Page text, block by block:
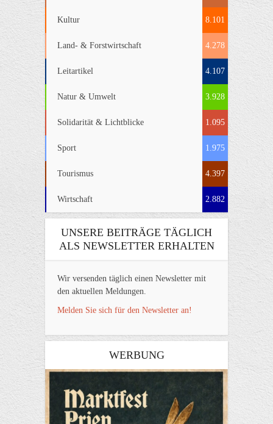
Kultur 8.101
Land- & Forstwirtschaft 4.278
Leitartikel 4.107
Natur & Umwelt 3.928
Solidarität & Lichtblicke 1.095
Sport 1.975
Tourismus 4.397
Wirtschaft 2.882
UNSERE BEITRÄGE TÄGLICH
ALS NEWSLETTER ERHALTEN
Wir versenden täglich einen Newsletter mit
den aktuellen Meldungen.
Melden Sie sich für den Newsletter an!
WERBUNG